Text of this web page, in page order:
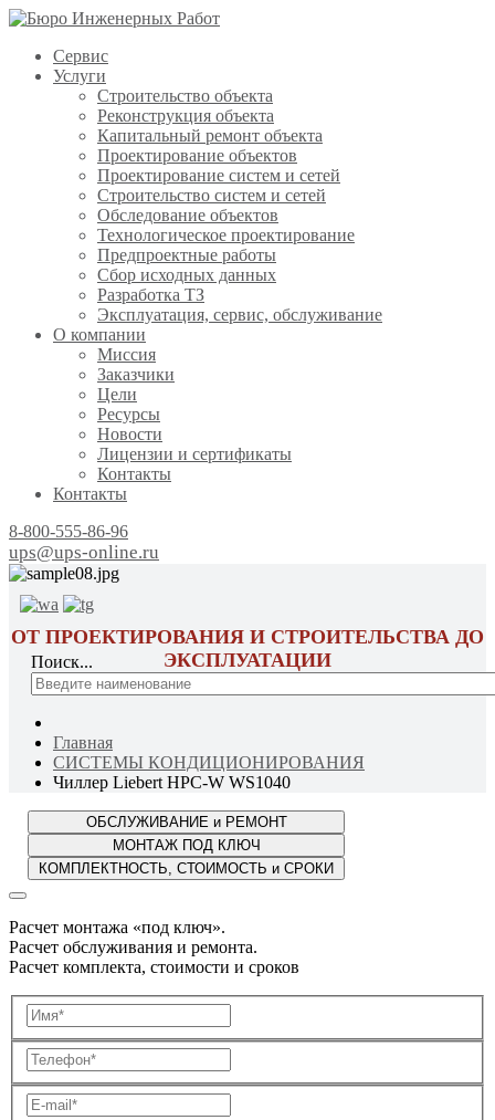
Сервис
Услуги
Строительство объекта
Реконструкция объекта
Капитальный ремонт объекта
Проектирование объектов
Проектирование систем и сетей
Строительство систем и сетей
Обследование объектов
Технологическое проектирование
Предпроектные работы
Сбор исходных данных
Разработка ТЗ
Эксплуатация, сервис, обслуживание
О компании
Миссия
Заказчики
Цели
Ресурсы
Новости
Лицензии и сертификаты
Контакты
Контакты
8-800-555-86-96
ups@ups-online.ru
ОТ ПРОЕКТИРОВАНИЯ И СТРОИТЕЛЬСТВА ДО
ЭКСПЛУАТАЦИИ
Поиск...
Главная
СИСТЕМЫ КОНДИЦИОНИРОВАНИЯ
Чиллер Liebert HPC-W WS1040
Расчет монтажа «под ключ».
Расчет обслуживания и ремонта.
Расчет комплекта, стоимости и сроков